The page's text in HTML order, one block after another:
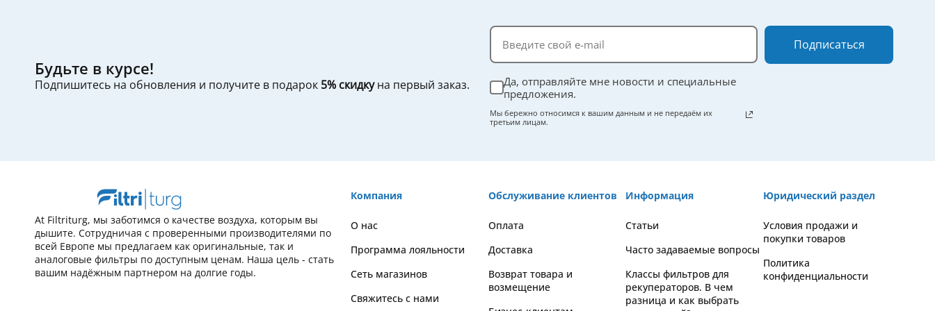
Будьте в курсе!
Подпишитесь на обновления и получите в подарок 5% скидкуна первый заказ.
Да, отправляйте мне новости и специальные
предложения.
Мы бережно относимся к вашим данным и не передаём их
третьим лицам.
Подписаться
At Filtriturg, мы заботимся о качестве воздуха, которым вы
дышите. Сотрудничая с проверенными производителями по
всей Европе мы предлагаем как оригинальные, так и
аналоговые фильтры по доступным ценам. Наша цель - стать
вашим надёжным партнером на долгие годы.
Компания
О нас
Программа лояльности
Сеть магазинов
Свяжитесь с нами
Обслуживание клиентов
Оплата
Доставка
Возврат товара и
возмещение
Информация
Статьи
Часто задаваемые вопросы
Классы фильтров для
рекуператоров. В чем
разница и как выбрать
Юридический раздел
Условия продажи и
покупки товаров
Политика
конфиденциальности